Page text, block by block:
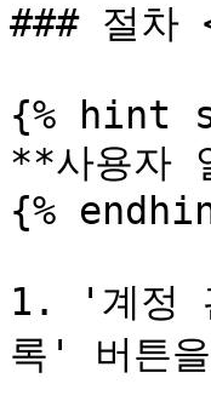
### 절
{% hint
**사용자
{%
1. '계정
록' 버튼